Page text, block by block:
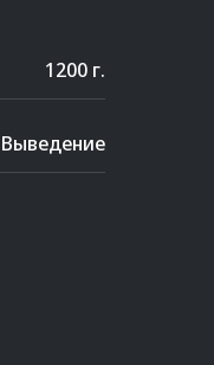
1200 г.
Выведение